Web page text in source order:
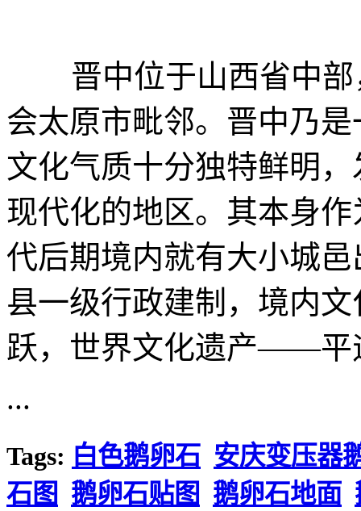
晋中位于山西省中部
会太原市毗邻。晋中乃
文化气质十分独特鲜明
现代化的地区。其本身
代后期境内就有大小城
县一级行政建制，境内
跃，世界文化遗产——平
...
Tags: 白色鹅卵石 安庆变压器
石图 鹅卵石贴图 鹅卵石地面